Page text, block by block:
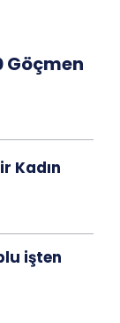
Göçmen
Kadın
işten